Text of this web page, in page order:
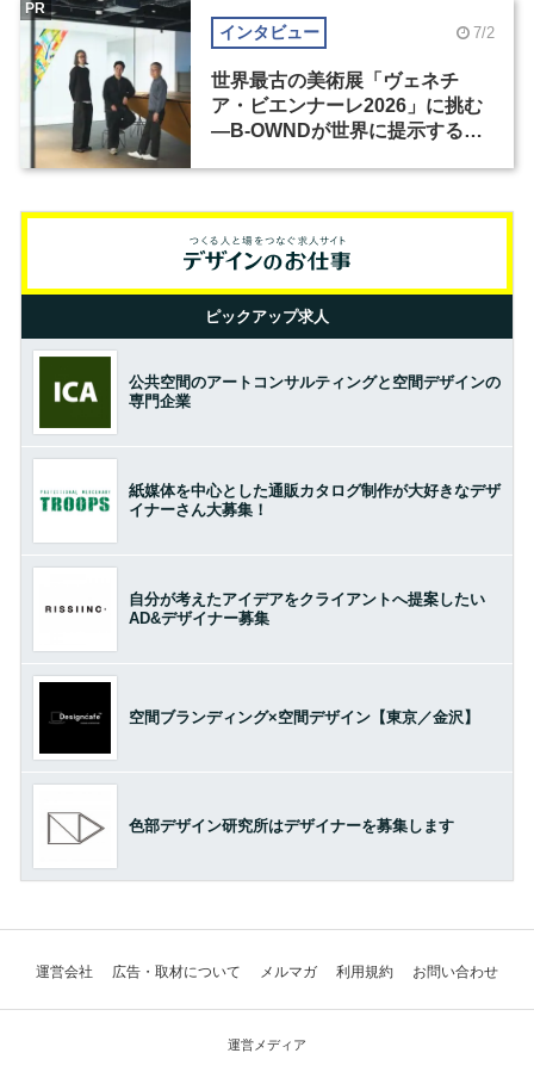
インタビュー 7/2
世界最古の美術展「ヴェネチ
ア・ビエンナーレ2026」に挑む
―B-OWNDが世界に提示する美
PR
ピックアップ求人
公共空間のアートコンサルティングと空間デザインの
専門企業
紙媒体を中心とした通販カタログ制作が大好きなデザ
イナーさん大募集！
自分が考えたアイデアをクライアントへ提案したい
AD&デザイナー募集
空間ブランディング×空間デザイン【東京／金沢】
色部デザイン研究所はデザイナーを募集します
運営会社 広告・取材について メルマガ 利用規約 お問い合わせ
運営メディア